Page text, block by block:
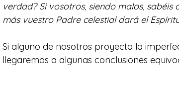
verdad? Si vosotros, siendo malos,
más vuestro Padre celestial dará el
Si alguno de nosotros proyecta la
llegaremos a algunas conclusiones